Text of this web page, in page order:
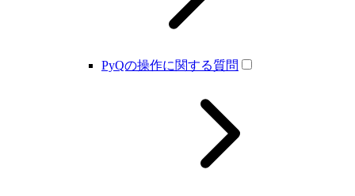
PyQの操作に関する質問